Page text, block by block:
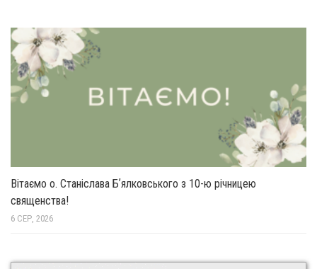
Вітаємо о. Станіслава Бʼялковського з 10-ю річницею
священства!
6 СЕР, 2026